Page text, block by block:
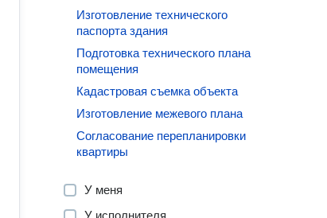
Изготовление технического
паспорта здания
Подготовка технического плана
помещения
Кадастровая съемка объекта
Изготовление межевого плана
Согласование перепланировки
квартиры
У меня
У исполнителя